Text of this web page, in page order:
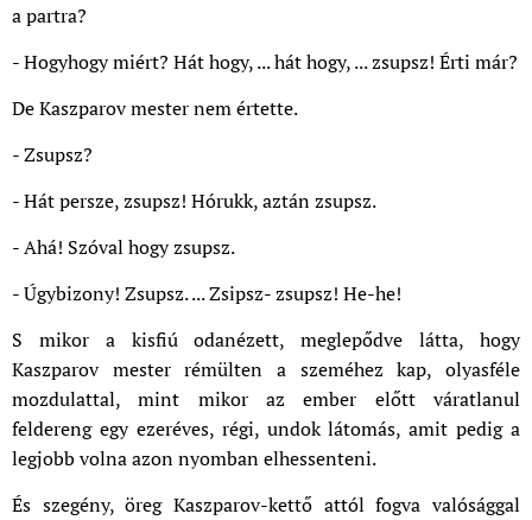
a partra?
- Hogyhogy miért? Hát hogy, ... hát hogy, ... zsupsz! Érti már?
De Kaszparov mester nem értette.
- Zsupsz?
- Hát persze, zsupsz! Hórukk, aztán zsupsz.
- Ahá! Szóval hogy zsupsz.
- Úgybizony! Zsupsz. ... Zsipsz- zsupsz! He-he!
S mikor a kisfiú odanézett, meglepődve látta, hogy
Kaszparov mester rémülten a szeméhez kap, olyasféle
mozdulattal, mint mikor az ember előtt váratlanul
feldereng egy ezeréves, régi, undok látomás, amit pedig a
legjobb volna azon nyomban elhessenteni.
És szegény, öreg Kaszparov-kettő attól fogva valósággal